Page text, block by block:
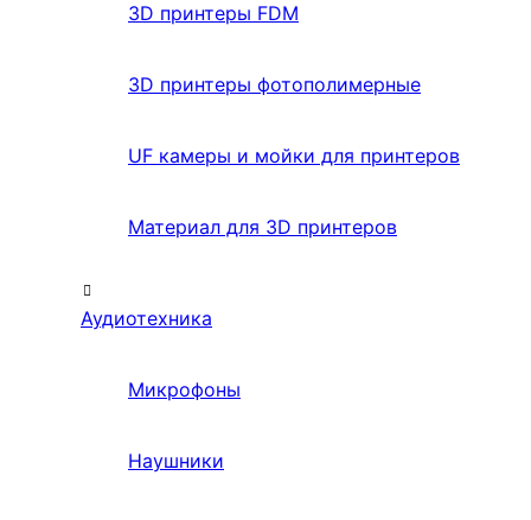
3D принтеры FDM
3D принтеры фотополимерные
UF камеры и мойки для принтеров
Материал для 3D принтеров
Аудиотехника
Микрофоны
Наушники